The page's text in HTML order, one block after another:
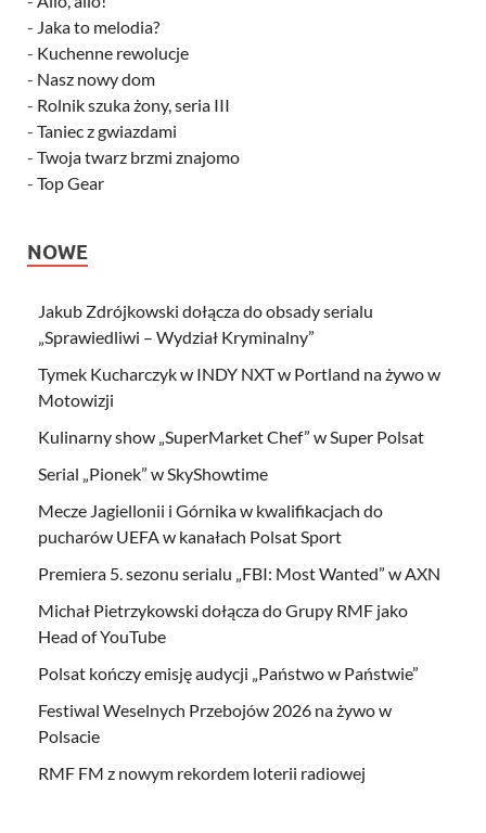
- Jaka to melodia?
- Kuchenne rewolucje
- Nasz nowy dom
- Rolnik szuka żony, seria III
- Taniec z gwiazdami
- Twoja twarz brzmi znajomo
- Top Gear
NOWE
Jakub Zdrójkowski dołącza do obsady serialu
„Sprawiedliwi – Wydział Kryminalny”
Tymek Kucharczyk w INDY NXT w Portland na żywo w
Motowizji
Kulinarny show „SuperMarket Chef” w Super Polsat
Serial „Pionek” w SkyShowtime
Mecze Jagiellonii i Górnika w kwalifikacjach do
pucharów UEFA w kanałach Polsat Sport
Premiera 5. sezonu serialu „FBI: Most Wanted” w AXN
Michał Pietrzykowski dołącza do Grupy RMF jako
Head of YouTube
Polsat kończy emisję audycji „Państwo w Państwie”
Festiwal Weselnych Przebojów 2026 na żywo w
Polsacie
RMF FM z nowym rekordem loterii radiowej